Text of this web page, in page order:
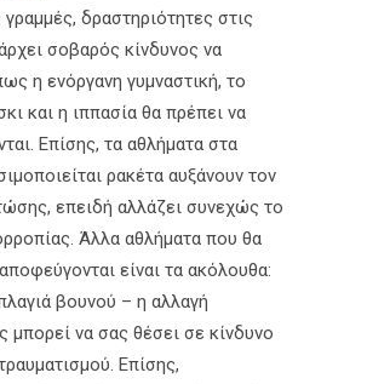
γραμμές, δραστηριότητες στις
σοβαρός κίνδυνος να
η ενόργανη γυμναστική, το
και η ιππασία θα πρέπει να
Επίσης, τα αθλήματα στα
ρακέτα αυξάνουν τον
επειδή αλλάζει συνεχώς το
Άλλα αθλήματα που θα
είναι τα ακόλουθα:
βουνού – η αλλαγή
μπορεί να σας θέσει σε κίνδυνο
Επίσης,